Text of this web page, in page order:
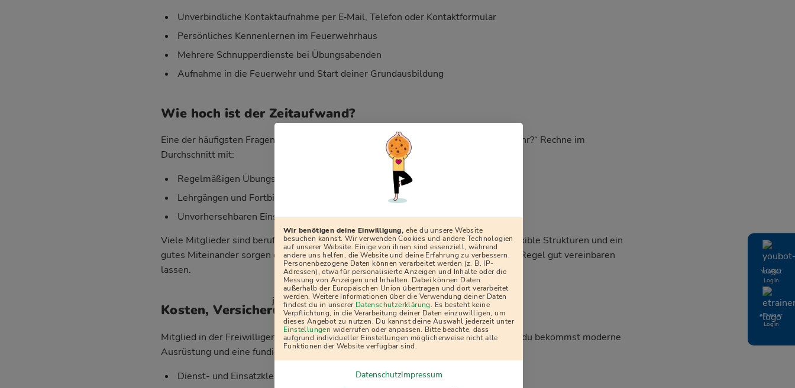
YouBot
Login
eTrainer
Login
Unverbindliche Kontaktaufnahme per E‑Mail, Telefon oder Kontaktformular
Persönliches Kennenlernen im Feuerwehrhaus
Mehrere Schnupperdienste bei Übungsabenden
Aufnahme in die Feuerwehr und Start deiner Grundausbildung
Wie hoch ist der Zeitaufwand?
Eine der häufigsten Fragen lautet: „Wie viel Zeit kostet mich die Freiwillige Feuerwehr?“ Rechne im
Durchschnitt mit:
Regelmäßigen Übungsdiensten (meist 2–4 Mal im Monat, abends)
Lehrgängen und Fortbildungen, teils an Wochenenden
Unvorhersehbaren Einsätzen, die sich über das Jahr verteilen
Viele Mitglieder sind berufstätig, in Ausbildung oder haben Familie. Dienstpläne, flexible Strukturen und ein
gutes Miteinander sorgen dafür, dass sich Feuerwehr, Beruf und Privatleben in aller Regel gut vereinbaren
lassen.
Kosten, Versicherung und Ausrüstung
Mitglied in der Freiwilligen Feuerwehr zu sein, kostet dich kein Geld – im Gegenteil, du bekommst moderne
Ausrüstung und eine fundierte Ausbildung:
Dienst- und Einsatzkleidung werden komplett gestellt
j
Wir benötigen deine Einwilligung, ehe du unsere Website
besuchen kannst. Wir verwenden Cookies und andere Technologien
auf unserer Website. Einige von ihnen sind essenziell, während
andere uns helfen, die Website und deine Erfahrung zu verbessern.
Personenbezogene Daten können verarbeitet werden (z. B. IP-
Adressen), etwa für personalisierte Anzeigen und Inhalte oder die
Messung von Anzeigen und Inhalten. Dabei können Daten
außerhalb der Europäischen Union übertragen und dort verarbeitet
werden. Weitere Informationen über die Verwendung deiner Daten
findest du in unserer Datenschutzerklärung. Es besteht keine
Verpflichtung, in die Verarbeitung deiner Daten einzuwilligen, um
dieses Angebot zu nutzen. Du kannst deine Auswahl jederzeit unter
Einstellungen widerrufen oder anpassen. Bitte beachte, dass
aufgrund individueller Einstellungen möglicherweise nicht alle
Funktionen der Website verfügbar sind.
DatenschutzImpressum